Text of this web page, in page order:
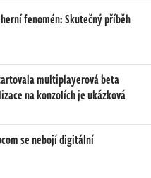
fenomén: Skutečný příběh
multiplayerová beta
na konzolích je ukázková
se nebojí digitální